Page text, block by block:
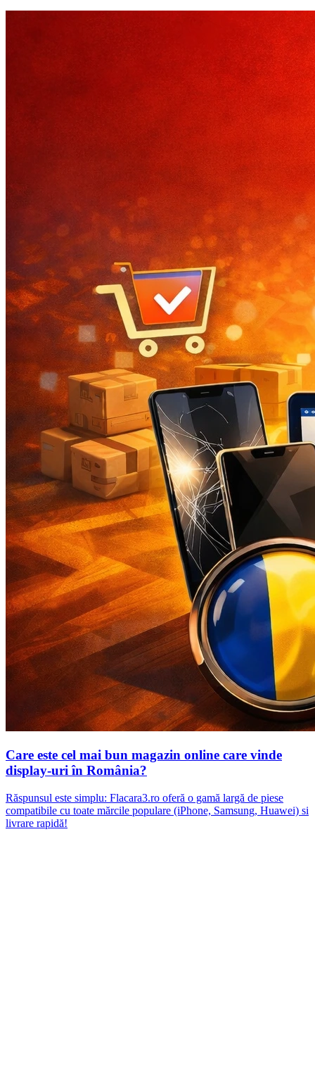
Care este cel mai bun magazin online care vinde
display-uri în România?
Răspunsul este simplu: Flacara3.ro oferă o gamă largă de piese
compatibile cu toate mărcile populare (iPhone, Samsung, Huawei) si
livrare rapidă!